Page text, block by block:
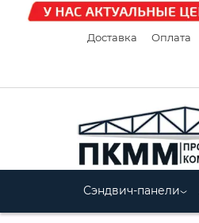
Доставка Оплата
Сэндвич-панели